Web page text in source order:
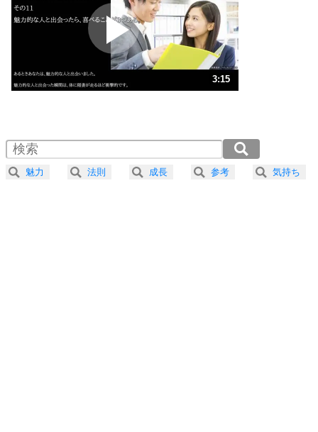
プラス思考
ポジティブになれない原因は、行動しないから。
ポジティブ思考になる30の方法
ストレス対策
人生、なんとかなるもの。
気楽に生きる30の方法
4 器の大きい人は、怒りを優しさで表現する。
プラス思考
3:15
2.0倍速 （383KB 1分37秒）
2.5倍速 （306KB 1分18秒）
3.0倍速 （256KB 1分5秒）
魅力 法則 成長 参考 気持ち